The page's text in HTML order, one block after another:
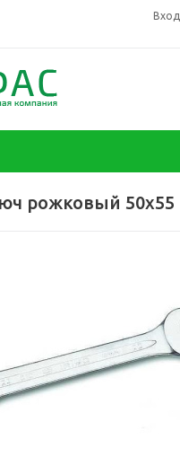
Вход
рожковый 50х55